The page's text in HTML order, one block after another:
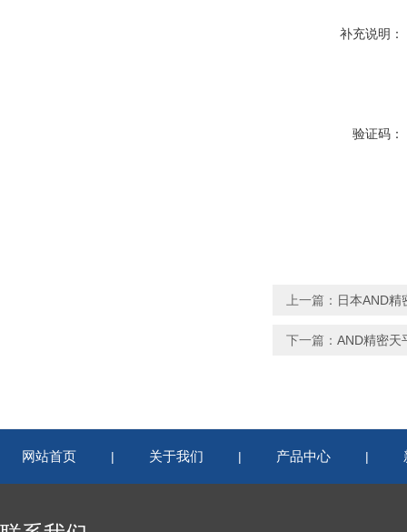
补充说明：
验证码：
上一篇： 日本AND
下一篇： AND精密天
网站首页 | 关于我们 | 产品中心 |